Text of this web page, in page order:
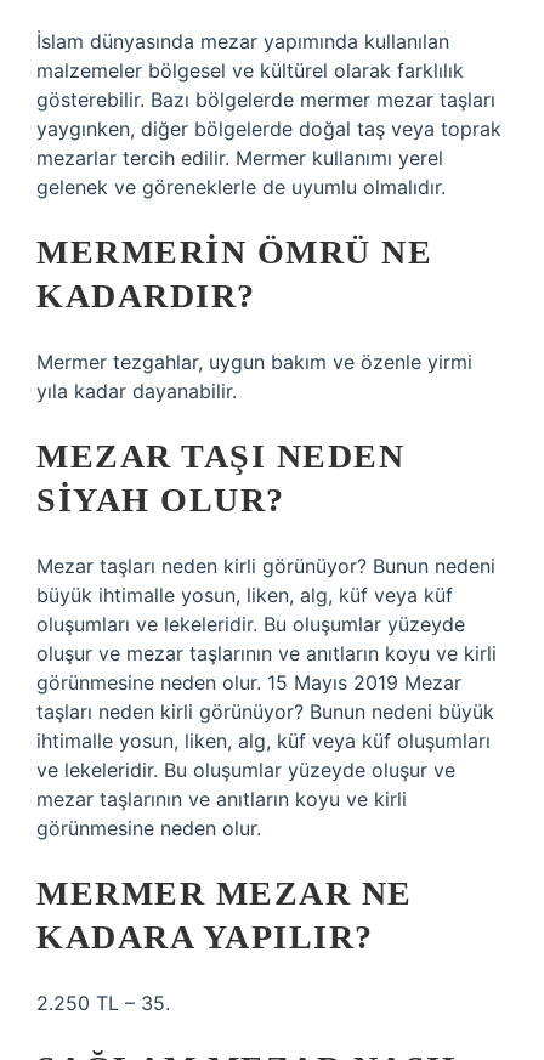
İslam dünyasında mezar yapımında kullanılan
malzemeler bölgesel ve kültürel olarak farklılık
gösterebilir. Bazı bölgelerde mermer mezar taşları
yaygınken, diğer bölgelerde doğal taş veya toprak
mezarlar tercih edilir. Mermer kullanımı yerel
gelenek ve göreneklerle de uyumlu olmalıdır.
MERMERIN ÖMRÜ NE
KADARDIR?
Mermer tezgahlar, uygun bakım ve özenle yirmi
yıla kadar dayanabilir.
MEZAR TAŞI NEDEN
SIYAH OLUR?
Mezar taşları neden kirli görünüyor? Bunun nedeni
büyük ihtimalle yosun, liken, alg, küf veya küf
oluşumları ve lekeleridir. Bu oluşumlar yüzeyde
oluşur ve mezar taşlarının ve anıtların koyu ve kirli
görünmesine neden olur. 15 Mayıs 2019 Mezar
taşları neden kirli görünüyor? Bunun nedeni büyük
ihtimalle yosun, liken, alg, küf veya küf oluşumları
ve lekeleridir. Bu oluşumlar yüzeyde oluşur ve
mezar taşlarının ve anıtların koyu ve kirli
görünmesine neden olur.
MERMER MEZAR NE
KADARA YAPILIR?
2.250 TL – 35.